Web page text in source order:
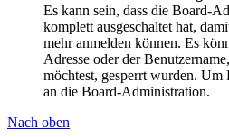
Es kann sein, dass die Board-
komplett ausgeschaltet hat,
mehr anmelden können. Es
Adresse oder der
möchtest, gesperrt wurden.
an die Board-Administration.
Nach oben